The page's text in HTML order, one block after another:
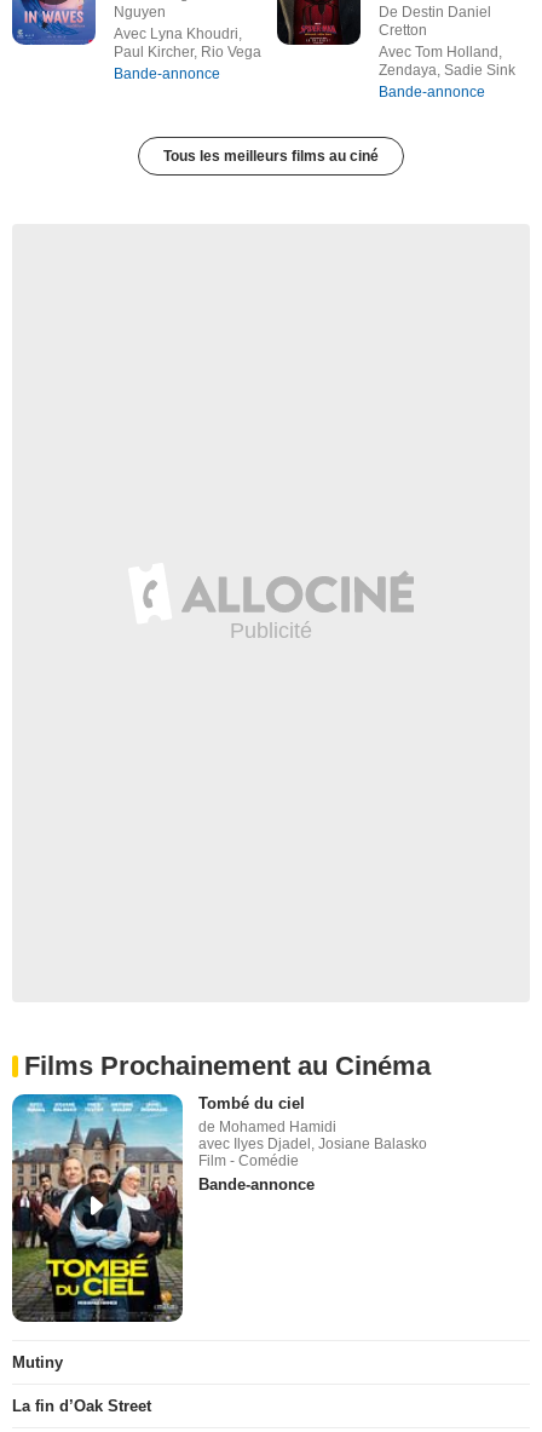
Nguyen
Avec Lyna Khoudri,
Paul Kircher, Rio Vega
Bande-annonce
De Destin Daniel
Cretton
Avec Tom Holland,
Zendaya, Sadie Sink
Bande-annonce
Tous les meilleurs films au ciné
Films Prochainement au Cinéma
Tombé du ciel
de Mohamed Hamidi
avec Ilyes Djadel, Josiane Balasko
Film - Comédie
Bande-annonce
Mutiny
La fin d’Oak Street